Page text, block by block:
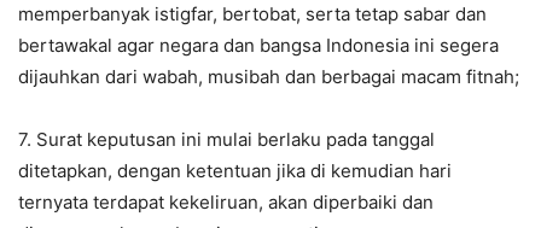
memperbanyak istigfar, bertobat, serta tetap sabar dan
bertawakal agar negara dan bangsa Indonesia ini segera
dijauhkan dari wabah, musibah dan berbagai macam fitnah;
7. Surat keputusan ini mulai berlaku pada tanggal
ditetapkan, dengan ketentuan jika di kemudian hari
ternyata terdapat kekeliruan, akan diperbaiki dan